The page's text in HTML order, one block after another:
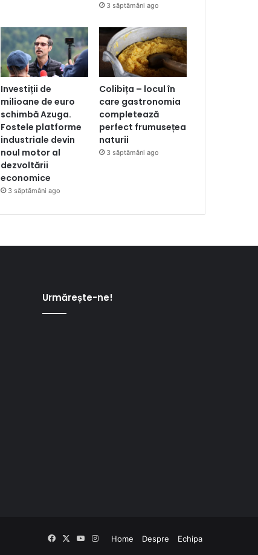
3 săptămâni ago
Investiții de
milioane de euro
schimbă Azuga.
Fostele platforme
industriale devin
noul motor al
dezvoltării
economice
3 săptămâni ago
Colibița – locul în
care gastronomia
completează
perfect frumusețea
naturii
3 săptămâni ago
Urmărește-ne!
Home Despre Echipa
FacebookYouTube
Instagram